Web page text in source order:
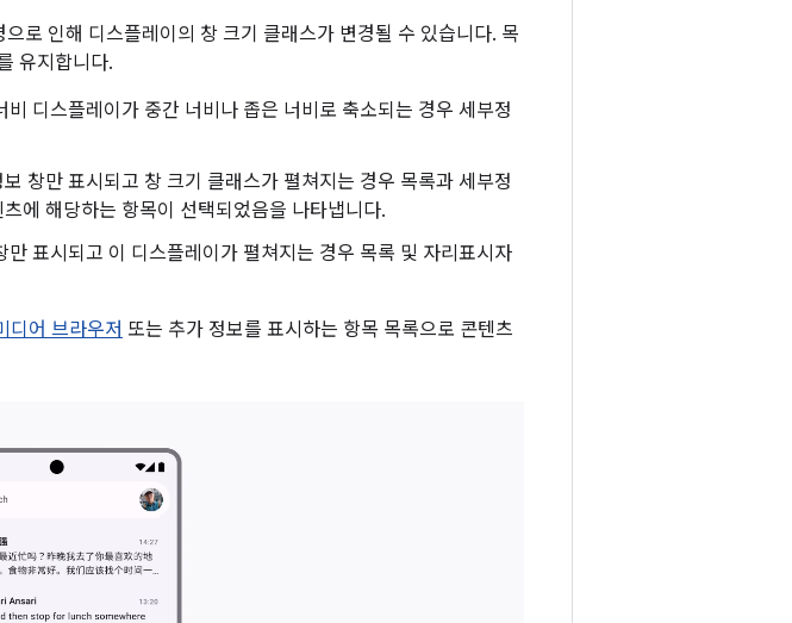
로 인해 디스플레이의 창 크기 클래스가 변경될 수 있습니다. 목
유지합니다.
디스플레이가 중간 너비나 좁은 너비로 축소되는 경우 세부정
창만 표시되고 창 크기 클래스가 펼쳐지는 경우 목록과 세부정
에 해당하는 항목이 선택되었음을 나타냅니다.
표시되고 이 디스플레이가 펼쳐지는 경우 목록 및 자리표시자
디어 브라우저 또는 추가 정보를 표시하는 항목 목록으로 콘텐츠